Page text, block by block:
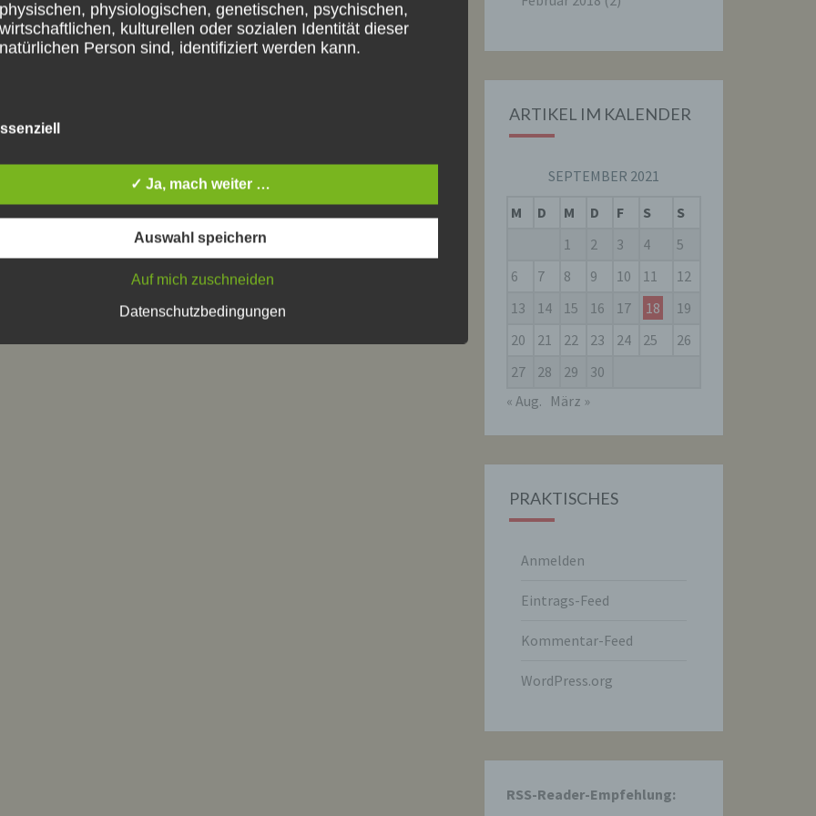
ARTIKEL IM KALENDER
SEPTEMBER 2021
M
D M D F S
S
1
2 3 4
5
6
7 8 9 10 11
12
13
14 15 16 17 18
19
20
21 22 23 24 25
26
27
28 29
30
« Aug. März »
PRAKTISCHES
Anmelden
Eintrags-Feed
Kommentar-Feed
WordPress.org
RSS-Reader-Empfehlung:
physischen, physiologischen, genetischen, psychischen,
wirtschaftlichen, kulturellen oder sozialen Identität dieser
natürlichen Person sind, identifiziert werden kann.
Betroffene Person ist jede identifizierte oder identifizierbare
natürliche Person, deren personenbezogene Daten von dem
für die Verarbeitung Verantwortlichen verarbeitet werden.
Verarbeitung ist jeder mit oder ohne Hilfe automatisierter
✓ Ja, mach weiter …
Auswahl speichern
Auf mich zuschneiden
Datenschutzbedingungen